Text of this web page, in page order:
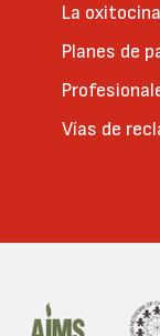
La
Planes de
Vías de